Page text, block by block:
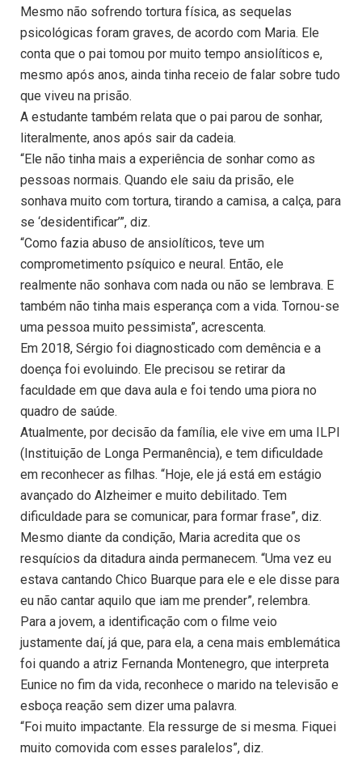
Mesmo não sofrendo tortura física, as sequelas
psicológicas foram graves, de acordo com Maria. Ele
conta que o pai tomou por muito tempo ansiolíticos e,
mesmo após anos, ainda tinha receio de falar sobre tudo
que viveu na prisão.
A estudante também relata que o pai parou de sonhar,
literalmente, anos após sair da cadeia.
“Ele não tinha mais a experiência de sonhar como as
pessoas normais. Quando ele saiu da prisão, ele
sonhava muito com tortura, tirando a camisa, a calça, para
se ‘desidentificar’”, diz.
“Como fazia abuso de ansiolíticos, teve um
comprometimento psíquico e neural. Então, ele
realmente não sonhava com nada ou não se lembrava. E
também não tinha mais esperança com a vida. Tornou-se
uma pessoa muito pessimista”, acrescenta.
Em 2018, Sérgio foi diagnosticado com demência e a
doença foi evoluindo. Ele precisou se retirar da
faculdade em que dava aula e foi tendo uma piora no
quadro de saúde.
Atualmente, por decisão da família, ele vive em uma ILPI
(Instituição de Longa Permanência), e tem dificuldade
em reconhecer as filhas. “Hoje, ele já está em estágio
avançado do Alzheimer e muito debilitado. Tem
dificuldade para se comunicar, para formar frase”, diz.
Mesmo diante da condição, Maria acredita que os
resquícios da ditadura ainda permanecem. “Uma vez eu
estava cantando Chico Buarque para ele e ele disse para
eu não cantar aquilo que iam me prender”, relembra.
Para a jovem, a identificação com o filme veio
justamente daí, já que, para ela, a cena mais emblemática
foi quando a atriz Fernanda Montenegro, que interpreta
Eunice no fim da vida, reconhece o marido na televisão e
esboça reação sem dizer uma palavra.
“Foi muito impactante. Ela ressurge de si mesma. Fiquei
muito comovida com esses paralelos”, diz.